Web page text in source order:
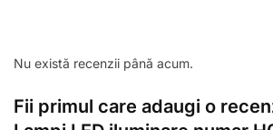
Nu există recenzii până acum.
Fii primul care adaugi o